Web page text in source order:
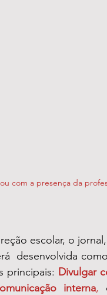
com a presença da
escolar, o
desenvolvida
principais: Divulgar
interna,